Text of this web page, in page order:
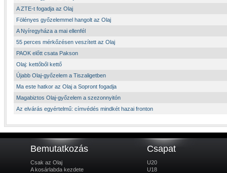
A ZTE-t fogadja az Olaj
Fölényes győzelemmel hangolt az Olaj
A Nyíregyháza a mai ellenfél
55 perces mérkőzésen veszített az Olaj
PAOK előtt csata Pakson
Olaj: kettőből kettő
Újabb Olaj-győzelem a Tiszaligetben
Ma este hatkor az Olaj a Sopront fogadja
Magabiztos Olaj-győzelem a szezonnyitón
Az elvárás egyértelmű: címvédés mindkét hazai fronton
Bemutatkozás
Csak az Olaj
A kosárlabda kezdete
Csapat
U20
U18